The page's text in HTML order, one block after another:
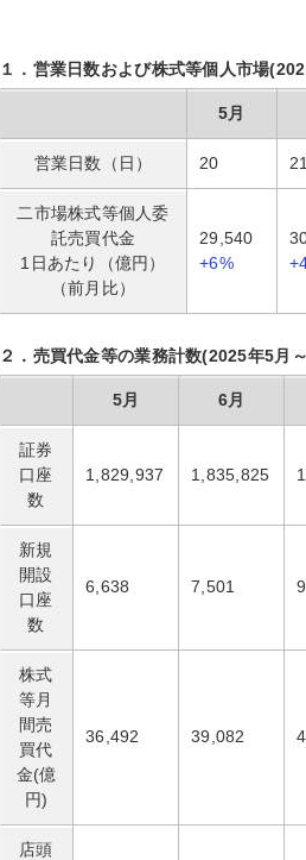
１．営業日数および株式等個人市場
5月
営業日数（日） 20 21
二市場株式等個人委
託売買代金
1日あたり（億円）
（前月比）
29,540
+6%
２．売買代金等の業務計数(2025年5月
5月 6月
証券
口座
数
1,829,937 1,835,825
新規
開設
口座
数
6,638 7,501
株式
等月
間売
買代
金(億
円)
36,492 39,082
店頭